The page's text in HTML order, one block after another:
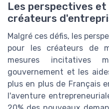
Les perspectives et
créateurs
Malgré ces défis, les
pour les créateurs de
mesures
gouvernement et les
plus en plus de Français
l'aventure